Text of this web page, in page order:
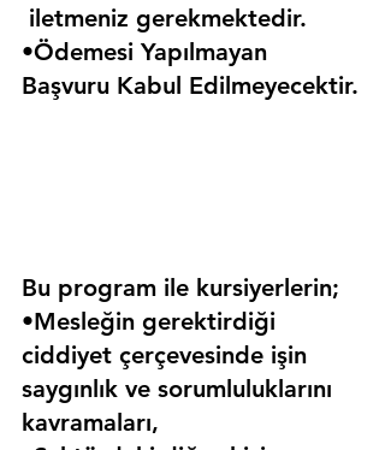
iletmeniz gerekmektedir.
•Ödemesi Yapılmayan
Başvuru Kabul Edilmeyecektir.
Bu program ile kursiyerlerin;
•Mesleğin gerektirdiği
ciddiyet çerçevesinde işin
saygınlık ve sorumluluklarını
kavramaları,